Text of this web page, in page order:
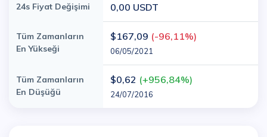
24s Fiyat Değişimi 0,00 USDT
Tüm Zamanların
En Yükseği
$167,09 (-96,11%)
06/05/2021
Tüm Zamanların
En Düşüğü
$0,62 (+956,84%)
24/07/2016